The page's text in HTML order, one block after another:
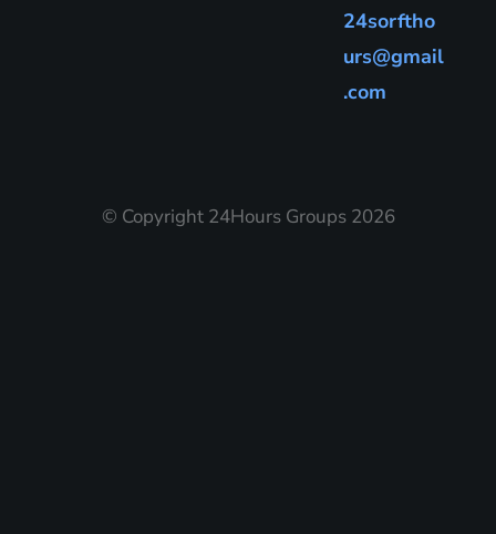
24sorftho
urs@gmail
.com
© Copyright 24Hours Groups 2026